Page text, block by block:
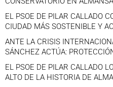
EL PSOE DE PILAR CALLADO
CIUDAD MÁS SOSTENIBLE Y
ANTE LA CRISIS
SÁNCHEZ ACTÚA:
EL PSOE DE PILAR CALLADO
ALTO DE LA HISTORIA DE